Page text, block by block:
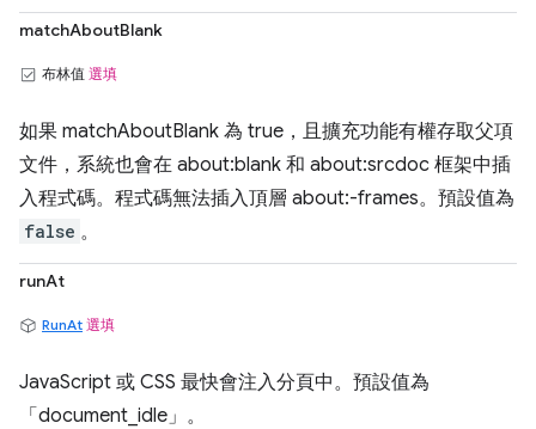
matchAboutBlank
布林值 選填
如果 matchAboutBlank 為 true，且擴充功能有權存取父項
文件，系統也會在 about:blank 和 about:srcdoc 框架中插
入程式碼。程式碼無法插入頂層 about:-frames。預設值為
false 。
runAt
RunAt 選填
JavaScript 或 CSS 最快會注入分頁中。預設值為
「document_idle」。